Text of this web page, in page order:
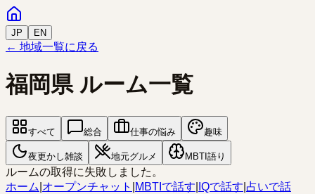
JP EN
← 地域一覧に戻る
福岡県ルーム一覧
すべて 総合 仕事の悩み 趣味
夜更かし雑談 地元グルメ MBTI語り
ルームの取得に失敗しました。
ホーム オープンチャット MBTIで話す IQで話す 占いで話